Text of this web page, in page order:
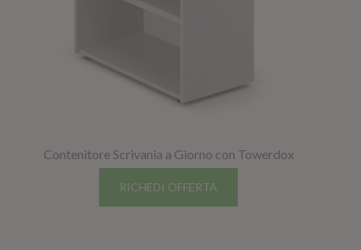
Contenitore Scrivania a Giorno con Towerdox
RICHEDI OFFERTA